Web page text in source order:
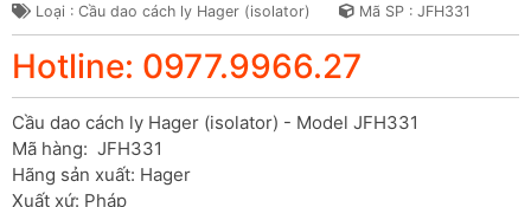
Loại : Cầu dao cách ly Hager (isolator)
Mã SP : JFH331
Hotline: 0977.9966.27
Cầu dao cách ly Hager (isolator) - Model JFH331
Mã hàng:  JFH331
Hãng sản xuất: Hager
Xuất xứ: Pháp